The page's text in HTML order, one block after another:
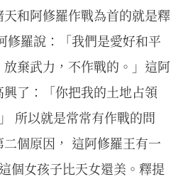
和阿修羅作戰為首的就是釋
修羅說：「我們是愛好和平
棄武力，不作戰的。」這阿
了：「你把我的土地占領
所以就是常常有作戰的問
個原因， 這阿修羅王有一
個女孩子比天女還美。釋提